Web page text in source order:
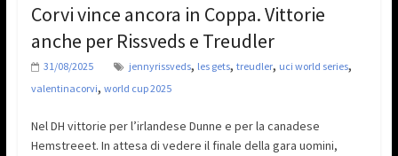
Corvi vince ancora in Coppa. Vittorie
anche per Rissveds e Treudler
31/08/2025 jennyrissveds, les gets, treudler, uci world series,
valentinacorvi, world cup 2025
Nel DH vittorie per l’irlandese Dunne e per la canadese
Hemstreeet. In attesa di vedere il finale della gara uomini,